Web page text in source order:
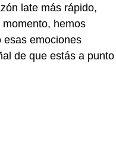
late más rápido,
hemos
esas emociones
de que estás a punto